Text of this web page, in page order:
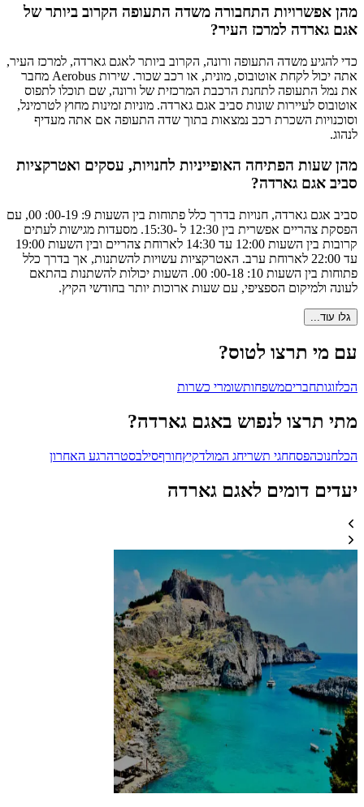
מהן אפשרויות התחבורה משדה התעופה הקרוב ביותר של
אגם גארדה למרכז העיר?
כדי להגיע משדה התעופה ורונה, הקרוב ביותר לאגם גארדה, למרכז העיר,
אתה יכול לקחת אוטובוס, מונית, או רכב שכור. שירות Aerobus מחבר
את נמל התעופה לתחנת הרכבת המרכזית של ורונה, שם תוכלו לתפוס
אוטובוס לעיירות שונות סביב אגם גארדה. מוניות זמינות מחוץ לטרמינל,
וסוכנויות השכרת רכב נמצאות בתוך שדה התעופה אם אתה מעדיף
לנהוג.
מהן שעות הפתיחה האופייניות לחנויות, עסקים ואטרקציות
סביב אגם גארדה?
סביב אגם גארדה, חנויות בדרך כלל פתוחות בין השעות 9: 00-19: 00, עם
הפסקת צהריים אפשרית בין 12:30 ל -15:30. מסעדות מגישות לעתים
קרובות בין השעות 12:00 עד 14:30 לארוחת צהריים ובין השעות 19:00
עד 22:00 לארוחת ערב. האטרקציות עשויות להשתנות, אך בדרך כלל
פתוחות בין השעות 10: 00-18: 00. השעות יכולות להשתנות בהתאם
לעונה ולמיקום הספציפי, עם שעות ארוכות יותר בחודשי הקיץ.
גלו עוד...
עם מי תרצו לטוס?
הכלזוגותחבריםמשפחותשומרי כשרות
מתי תרצו לנפוש באגם גארדה?
הכלחנוכהפסחחגי תשריחג המולדקיץחורףסילבסטרהרגע האחרון
יעדים דומים לאגם גארדה